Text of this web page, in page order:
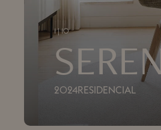
1|10
2024RESIDENCIAL